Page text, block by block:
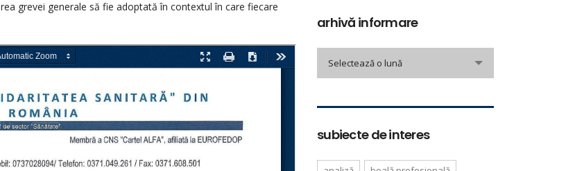
grevei generale să fie adoptată în contextul în care fiecare
arhivă informare
informare
Selectează o lună
subiecte de interes